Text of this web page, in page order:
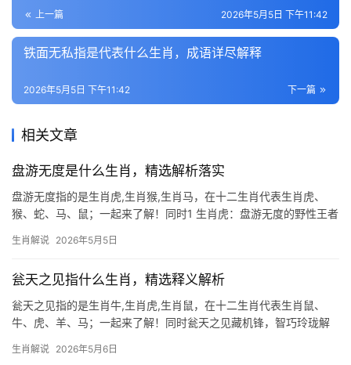
上一篇 2026年5月5日 下午11:42
铁面无私指是代表什么生肖，成语详尽解释
下一篇
2026年5月5日 下午11:42
相关文章
盘游无度是什么生肖，精选解析落实
盘游无度指的是生肖虎,生肖猴,生肖马，在十二生肖代表生肖虎、
猴、蛇、马、鼠；一起来了解！同时1 生肖虎：盘游无度的野性王者
生肖中，生肖虎恰是这一特质的典型代表，虎为百兽之王，天生带
生肖解说 2026年5月5日
瓮天之见指什么生肖，精选释义解析
瓮天之见指的是生肖牛,生肖虎,生肖鼠，在十二生肖代表生肖鼠、
牛、虎、羊、马；一起来了解！同时瓮天之见藏机锋，智巧玲珑解
以为通达，但若将此语落在生肖鼠身上，却别有深意——鼠居十二
生肖解说 2026年5月6日